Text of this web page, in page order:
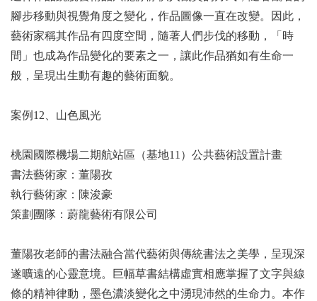
腳步移動與視覺角度之變化，作品圖像一直在改變。因此，
藝術家稱其作品有四度空間，隨著人們步伐的移動，「時
間」也成為作品變化的要素之一，讓此作品猶如有生命一
般，呈現出生動有趣的藝術面貌。
案例12、山色風光
桃園國際機場二期航站區（基地11）公共藝術設置計畫
書法藝術家：董陽孜
執行藝術家：陳浚豪
策劃團隊：蔚龍藝術有限公司
董陽孜老師的書法融合當代藝術與傳統書法之美學，呈現深
遂曠遠的心靈意境。巨幅草書結構虛實相應掌握了文字與線
條的精神律動，墨色濃淡變化之中湧現沛然的生命力。本作